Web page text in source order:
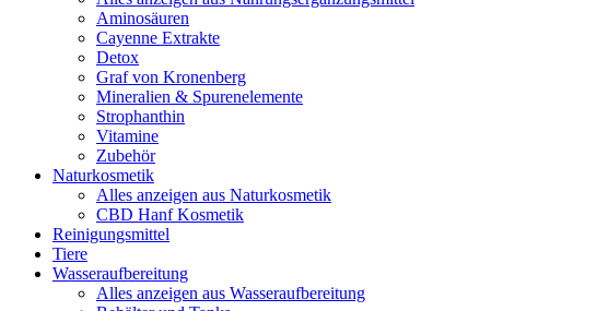
Aminosäuren
Cayenne Extrakte
Detox
Graf von Kronenberg
Mineralien & Spurenelemente
Strophanthin
Vitamine
Zubehör
Naturkosmetik
Alles anzeigen aus Naturkosmetik
CBD Hanf Kosmetik
Reinigungsmittel
Tiere
Wasseraufbereitung
Alles anzeigen aus Wasseraufbereitung